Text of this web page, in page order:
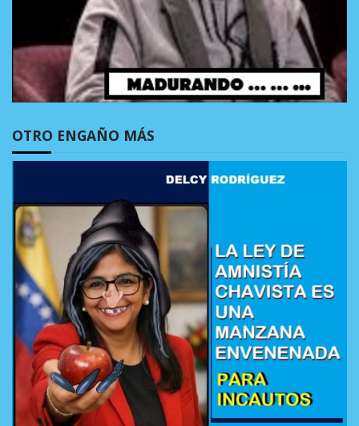
OTRO ENGAÑO MÁS